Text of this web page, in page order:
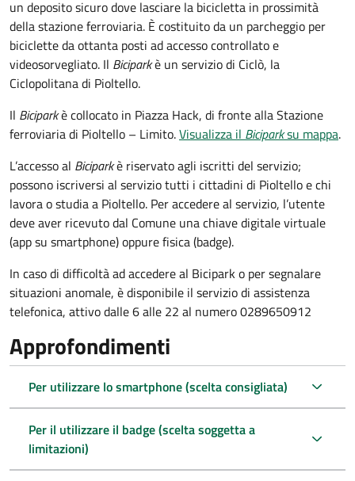
un deposito sicuro dove lasciare la bicicletta in prossimità
della stazione ferroviaria. È costituito da un parcheggio per
biciclette da ottanta posti ad accesso controllato e
videosorvegliato. Il Biciparkè un servizio di Ciclò, la
Ciclopolitana di Pioltello.
Il Biciparkè collocato in Piazza Hack, di fronte alla Stazione
ferroviaria di Pioltello – Limito.Visualizza il Biciparksu mappa.
L’accesso al Biciparkè riservato agli iscritti del servizio;
possono iscriversi al servizio tutti i cittadini di Pioltello e chi
lavora o studia a Pioltello. Per accedere al servizio, l’utente
deve aver ricevuto dal Comune una chiave digitale virtuale
(app su smartphone) oppure fisica (badge).
In caso di difficoltà ad accedere al Bicipark o per segnalare
situazioni anomale, è disponibile il servizio di assistenza
telefonica, attivo dalle 6 alle 22 al numero 0289650912
Approfondimenti
Per utilizzare lo smartphone (scelta consigliata)
Per il utilizzare il badge (scelta soggetta a
limitazioni)